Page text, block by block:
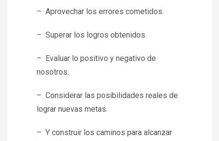
– Aprovechar los errores cometidos.
– Superar los logros obtenidos.
– Evaluar lo positivo y negativo de
nosotros.
– Considerar las posibilidades reales de
lograr nuevas metas.
– Y construir los caminos para alcanzar